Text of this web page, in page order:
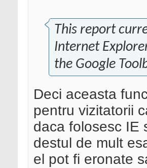
This report
Internet
the Google
Deci aceasta
pentru vizitatorii
daca folosesc IE
destul de mult
el pot fi eronate